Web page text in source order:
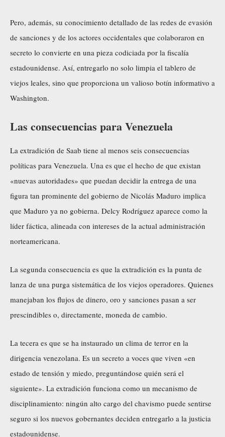
Pero, además, su conocimiento detallado de las redes de evasión
de sanciones y de los actores occidentales que colaboraron en
secreto lo convierte en una pieza codiciada por la fiscalía
estadounidense. Así, entregarlo no solo limpia el tablero de
viejos leales, sino que proporciona un valioso botín informativo a
Washington.
Las consecuencias para Venezuela
La extradición de Saab tiene al menos seis consecuencias
políticas para Venezuela. Una es que el hecho de que existan
«nuevas autoridades» que puedan decidir la entrega de una
figura tan prominente del gobierno de Nicolás Maduro implica
que Maduro ya no gobierna. Delcy Rodríguez aparece como la
líder fáctica, alineada con intereses de la actual administración
norteamericana.
La segunda consecuencia es que la extradición es la punta de
lanza de una purga sistemática de los viejos operadores. Quienes
manejaban los flujos de dinero, oro y sanciones pasan a ser
prescindibles o, directamente, moneda de cambio.
La tecera es que se ha instaurado un clima de terror en la
dirigencia venezolana. Es un secreto a voces que viven «en
estado de tensión y miedo, preguntándose quién será el
siguiente». La extradición funciona como un mecanismo de
disciplinamiento: ningún alto cargo del chavismo puede sentirse
seguro si los nuevos gobernantes deciden entregarlo a la justicia
estadounidense.